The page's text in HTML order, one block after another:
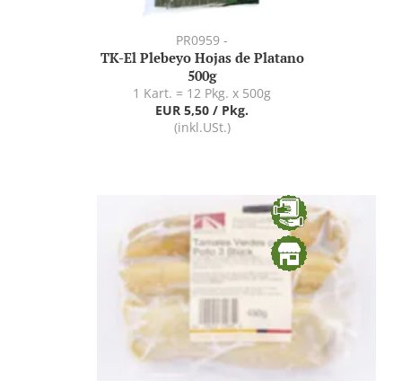
PR0959 -
TK-El Plebeyo Hojas de Platano
500g
1 Kart. = 12 Pkg. x 500g
EUR 5,50 / Pkg.
(inkl.USt.)